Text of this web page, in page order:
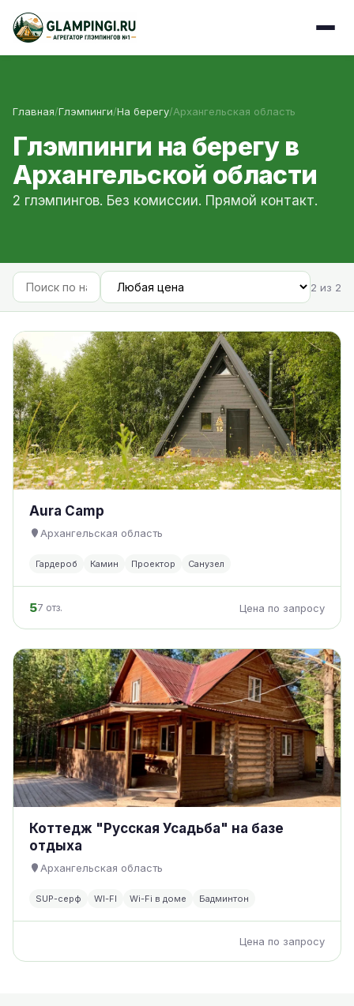
Главная/Глэмпинги/На берегу/Архангельская область
Глэмпинги на берегу в
Архангельской области
2 глэмпингов. Без комиссии. Прямой контакт.
2 из 2
Aura Camp
Архангельская область
Гардероб Камин Проектор Санузел
57 отз. Цена по запросу
Коттедж "Русская Усадьба" на базе
отдыха
Архангельская область
SUP-серф WI-FI Wi-Fi в доме Бадминтон
Цена по запросу